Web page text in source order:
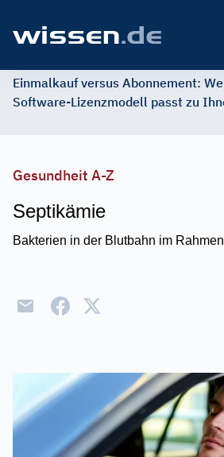
Einmalkauf versus Abonnement:
Software-Lizenzmodell passt zu
Gesundheit A-Z
Septikämie
Bakterien in der Blutbahn im